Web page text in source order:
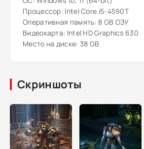
Процессор: Intel Core i5-4590T
Оперативная память: 8 GB ОЗУ
Видеокарта: Intel HD Graphics 630
Место на диске: 38 GB
Скриншоты